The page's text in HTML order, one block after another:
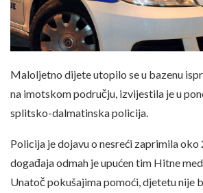
Maloljetno dijete utopilo se u bazenu
na imotskom području, izvijestila je u
splitsko-dalmatinska policija.
Policija je dojavu o nesreći zaprimila oko
događaja odmah je upućen tim Hitne
Unatoč pokušajima pomoći, djetetu nije